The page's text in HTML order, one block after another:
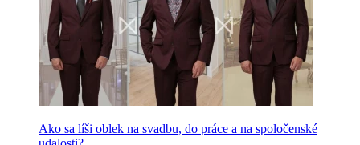
Ako sa líši oblek na svadbu, do práce a na spoločenské